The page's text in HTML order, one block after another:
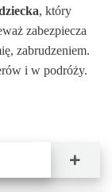
, który
zabezpiecza
zabrudzeniem.
i w podróży.